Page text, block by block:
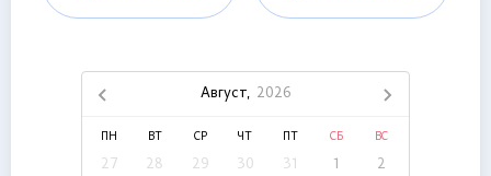
Август, 2026
ПН ВТ СР ЧТ СБ ВС
27 28 29 30 31 1 2